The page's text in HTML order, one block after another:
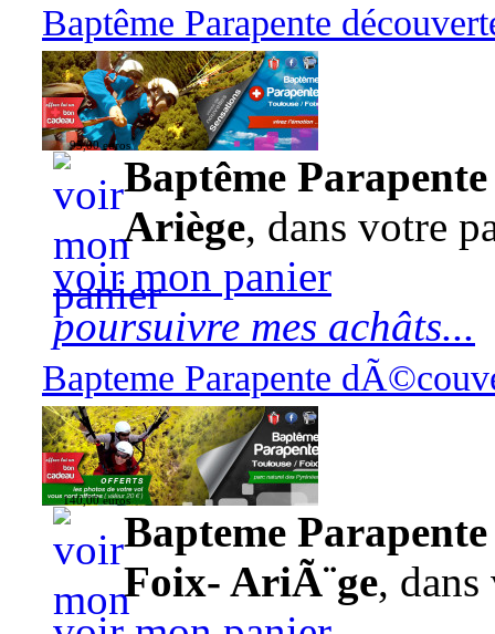
Baptême Parapente
95,00 euros
Baptême
Ariège, dans votre
voir mon panier
poursuivre mes achâts...
Bapteme Parapente
140,00 euros
Bapteme
Foix- AriÃ¨ge,